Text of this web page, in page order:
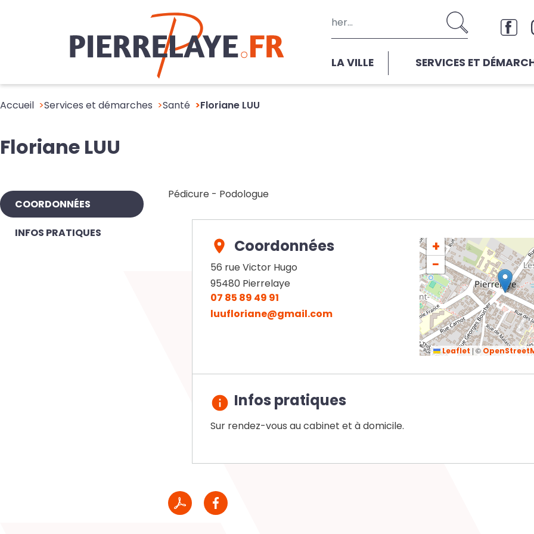
LA VILLE SERVICES ET
Accueil Services et démarches Santé Floriane LUU
Floriane LUU
COORDONNÉES
INFOS PRATIQUES
Pédicure - Podologue
Coordonnées
56 rue Victor Hugo
95480 Pierrelaye
07 85 89 49 91
luufloriane@gmail.com
+
−
Leaflet | ©
Infos pratiques
Sur rendez-vous au cabinet et à domicile.